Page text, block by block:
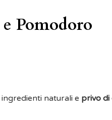
Pomodoro
naturali e privo di